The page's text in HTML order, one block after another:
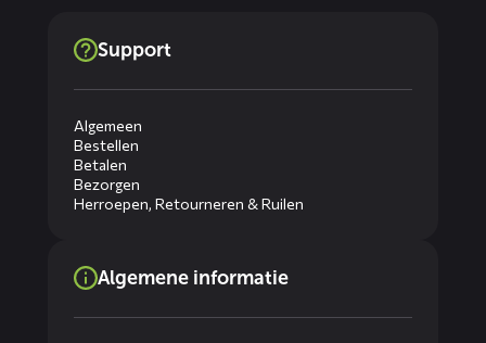
Support
Algemeen
Bestellen
Betalen
Bezorgen
Herroepen, Retourneren & Ruilen
Algemene informatie